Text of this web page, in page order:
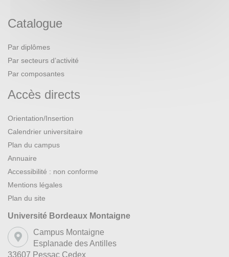
Catalogue
Par diplômes
Par secteurs d’activité
Par composantes
Accès directs
Orientation/Insertion
Calendrier universitaire
Plan du campus
Annuaire
Accessibilité : non conforme
Mentions légales
Plan du site
Université Bordeaux Montaigne
Campus Montaigne
Esplanade des Antilles
33607 Pessac Cedex